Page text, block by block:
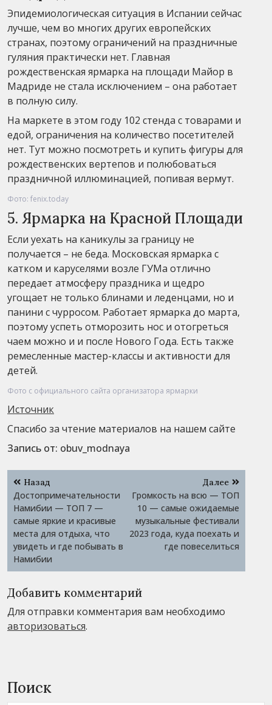
Эпидемиологическая ситуация в Испании сейчас
лучше, чем во многих других европейских
странах, поэтому ограничений на праздничные
гуляния практически нет. Главная
рождественская ярмарка на площади Майор в
Мадриде не стала исключением – она работает
в полную силу.
На маркете в этом году 102 стенда с товарами и
едой, ограничения на количество посетителей
нет. Тут можно посмотреть и купить фигуры для
рождественских вертепов и полюбоваться
праздничной иллюминацией, попивая вермут.
Фото: fenix.today
5. Ярмарка на Красной Площади
Если уехать на каникулы за границу не
получается – не беда. Московская ярмарка с
катком и каруселями возле ГУМа отлично
передает атмосферу праздника и щедро
угощает не только блинами и леденцами, но и
панини с чурросом. Работает ярмарка до марта,
поэтому успеть отморозить нос и отогреться
чаем можно и и после Нового Года. Есть также
ремесленные мастер-классы и активности для
детей.
Фото с официального сайта организатора ярмарки
Источник
Спасибо за чтение материалов на нашем сайте
Запись от: obuv_modnaya
Навигация
по
записям
Назад
Достопримечательности
Намибии — ТОП 7 —
самые яркие и красивые
места для отдыха, что
увидеть и где побывать в
Намибии
Далее
Громкость на всю — ТОП
10 — самые ожидаемые
музыкальные фестивали
2023 года, куда поехать и
где повеселиться
Добавить комментарий
Для отправки комментария вам необходимо
авторизоваться.
Поиск